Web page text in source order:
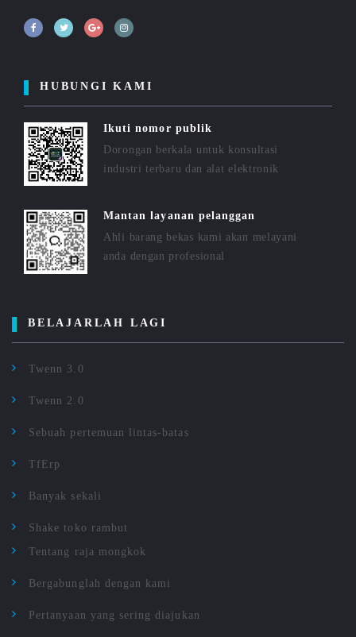
HUBUNGI KAMI
Ikuti nomor publik
Dorongan berkala untuk konsultasi
industri terbaru dan alat elektronik
Mantan layanan pelanggan
Ahli barang bekas kami akan melayani
anda dengan profesional
BELAJARLAH LAGI
Twenn 3.0
Twenn 2.0
Sebuah pertemuan lintas-batas
TfErp
Banyak sekali
Shake toko rambut
Tentang raja mongkok
Bergabunglah dengan kami
Pertanyaan yang sering diajukan